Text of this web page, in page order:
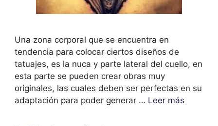
Una zona corporal que se encuentra en
tendencia para colocar ciertos diseños de
tatuajes, es la nuca y parte lateral del cuello, en
esta parte se pueden crear obras muy
originales, las cuales deben ser perfectas en su
adaptación para poder generar … Leer más